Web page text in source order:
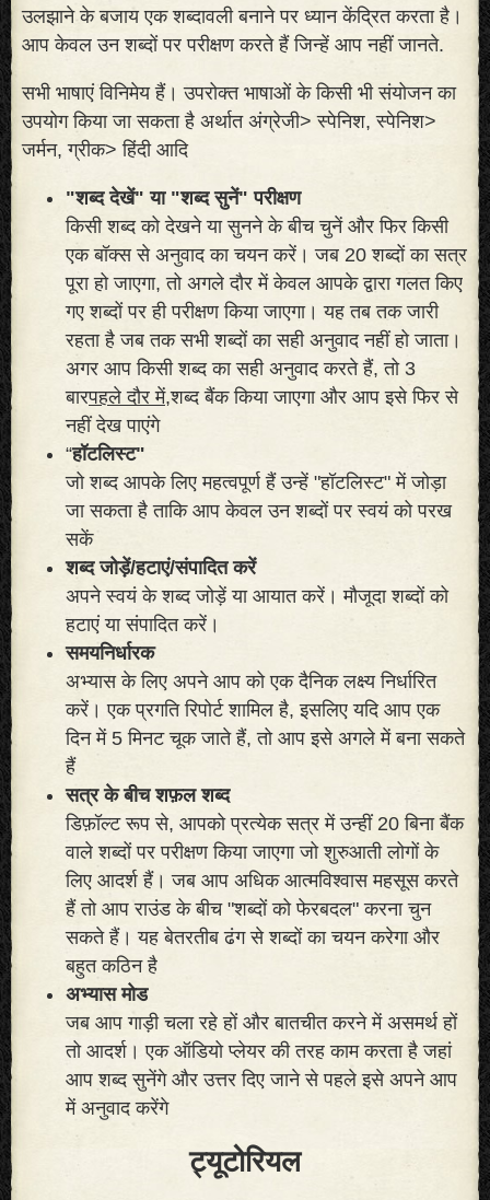
उलझाने के बजाय एक शब्दावली बनाने पर ध्यान केंद्रित करता है।
आप केवल उन शब्दों पर परीक्षण करते हैं जिन्हें आप नहीं जानते.
सभी भाषाएं विनिमेय हैं। उपरोक्त भाषाओं के किसी भी संयोजन का
उपयोग किया जा सकता है अर्थात अंग्रेजी> स्पेनिश, स्पेनिश>
जर्मन, ग्रीक> हिंदी आदि
"शब्द देखें" या "शब्द सुनें" परीक्षण
किसी शब्द को देखने या सुनने के बीच चुनें और फिर किसी
एक बॉक्स से अनुवाद का चयन करें। जब 20 शब्दों का सत्र
पूरा हो जाएगा, तो अगले दौर में केवल आपके द्वारा गलत किए
गए शब्दों पर ही परीक्षण किया जाएगा। यह तब तक जारी
रहता है जब तक सभी शब्दों का सही अनुवाद नहीं हो जाता।
अगर आप किसी शब्द का सही अनुवाद करते हैं, तो 3
बारपहले दौर में,शब्द बैंक किया जाएगा और आप इसे फिर से
नहीं देख पाएंगे
“हॉटलिस्ट"
जो शब्द आपके लिए महत्वपूर्ण हैं उन्हें "हॉटलिस्ट" में जोड़ा
जा सकता है ताकि आप केवल उन शब्दों पर स्वयं को परख
सकें
शब्द जोड़ें/हटाएं/संपादित करें
अपने स्वयं के शब्द जोड़ें या आयात करें। मौजूदा शब्दों को
हटाएं या संपादित करें।
समयनिर्धारक
अभ्यास के लिए अपने आप को एक दैनिक लक्ष्य निर्धारित
करें। एक प्रगति रिपोर्ट शामिल है, इसलिए यदि आप एक
दिन में 5 मिनट चूक जाते हैं, तो आप इसे अगले में बना सकते
हैं
सत्र के बीच शफ़ल शब्द
डिफ़ॉल्ट रूप से, आपको प्रत्येक सत्र में उन्हीं 20 बिना बैंक
वाले शब्दों पर परीक्षण किया जाएगा जो शुरुआती लोगों के
लिए आदर्श हैं। जब आप अधिक आत्मविश्वास महसूस करते
हैं तो आप राउंड के बीच "शब्दों को फेरबदल" करना चुन
सकते हैं। यह बेतरतीब ढंग से शब्दों का चयन करेगा और
बहुत कठिन है
अभ्यास मोड
जब आप गाड़ी चला रहे हों और बातचीत करने में असमर्थ हों
तो आदर्श। एक ऑडियो प्लेयर की तरह काम करता है जहां
आप शब्द सुनेंगे और उत्तर दिए जाने से पहले इसे अपने आप
में अनुवाद करेंगे
ट्यूटोरियल